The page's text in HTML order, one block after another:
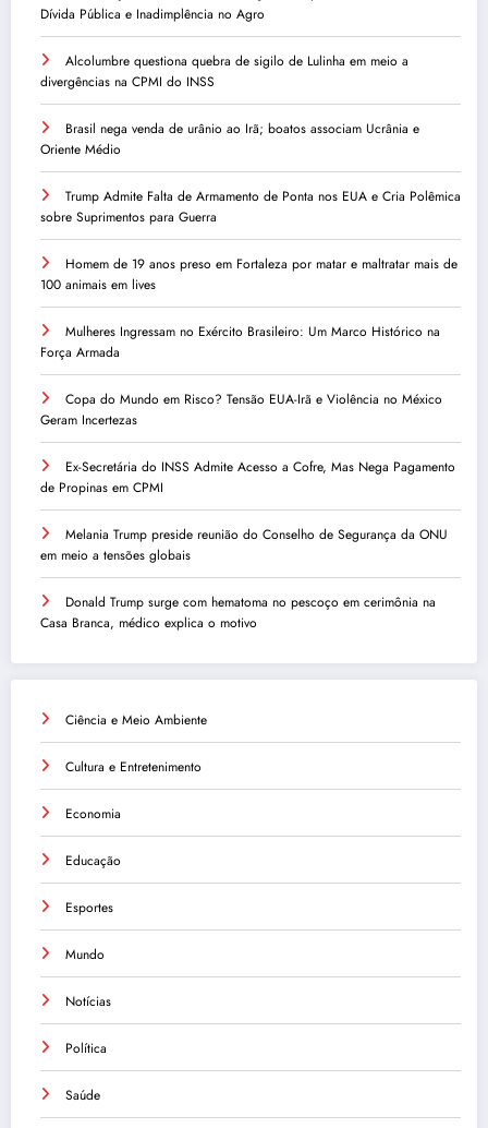
Dívida Pública e Inadimplência no Agro
Alcolumbre questiona quebra de sigilo de Lulinha em meio a
divergências na CPMI do INSS
Brasil nega venda de urânio ao Irã; boatos associam Ucrânia e
Oriente Médio
Trump Admite Falta de Armamento de Ponta nos EUA e Cria Polêmica
sobre Suprimentos para Guerra
Homem de 19 anos preso em Fortaleza por matar e maltratar mais de
100 animais em lives
Mulheres Ingressam no Exército Brasileiro: Um Marco Histórico na
Força Armada
Copa do Mundo em Risco? Tensão EUA-Irã e Violência no México
Geram Incertezas
Ex-Secretária do INSS Admite Acesso a Cofre, Mas Nega Pagamento
de Propinas em CPMI
Melania Trump preside reunião do Conselho de Segurança da ONU
em meio a tensões globais
Donald Trump surge com hematoma no pescoço em cerimônia na
Casa Branca, médico explica o motivo
Ciência e Meio Ambiente
Cultura e Entretenimento
Economia
Educação
Esportes
Mundo
Notícias
Política
Saúde